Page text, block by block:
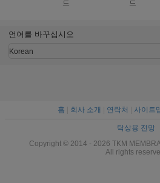
드
드
언어를 바꾸십시오
Korean
홈 회사 소개 연락처 사이트
탁상용 전망
Copyright © 2014 - 2026 TKM
All rights